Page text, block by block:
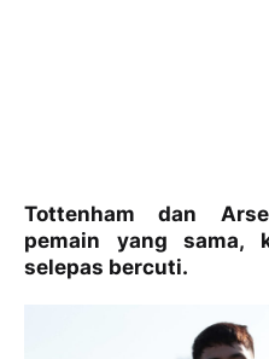
Tottenham dan
pemain yang sama,
selepas bercuti.